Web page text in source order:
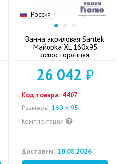
Россия
Ванна акриловая Santek
Майорка XL 160x95
левосторонняя
26 042 ₽
Код товара: 4407
Размеры: 160 x 95
Комплектация
Доставим: 10.08.2026